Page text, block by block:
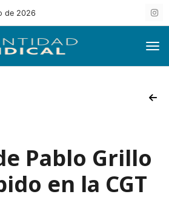
de 2026
Pablo Grillo
en la CGT